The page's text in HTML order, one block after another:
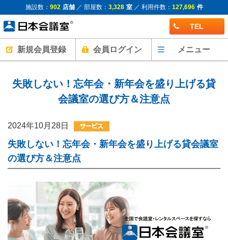
施設数： 902 店舗／ 部屋数： 3,328 室／ 利用件数： 127,696 件
TEL
新規会員登録 会員ログイン メニュー
失敗しない！忘年会・新年会を盛り上げる貸
会議室の選び方＆注意点
2024年10月28日
失敗しない！忘年会・新年会を盛り上げる貸会議室
の選び方＆注意点